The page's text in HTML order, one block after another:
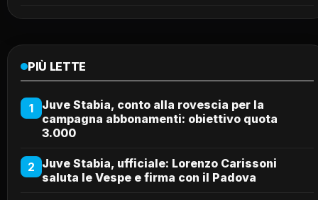
PIÙ LETTE
1
Juve Stabia, conto alla rovescia per la
campagna abbonamenti: obiettivo quota
3.000
2 Juve Stabia, ufficiale: Lorenzo Carissoni
saluta le Vespe e firma con il Padova